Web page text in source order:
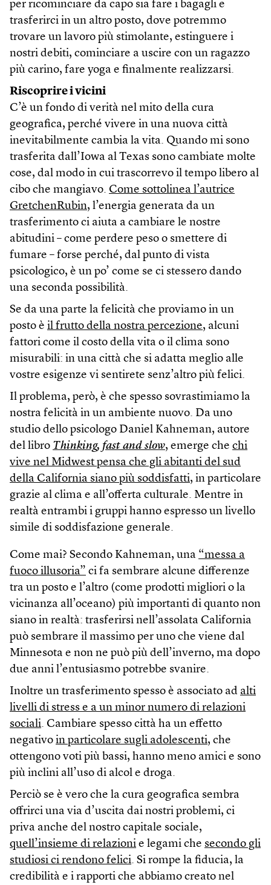
per ricominciare da capo sia fare i bagagli e
trasferirci in un altro posto, dove potremmo
trovare un lavoro più stimolante, estinguere i
nostri debiti, cominciare a uscire con un ragazzo
più carino, fare yoga e finalmente realizzarsi.
Riscoprire i vicini
C’è un fondo di verità nel mito della cura
geografica, perché vivere in una nuova città
inevitabilmente cambia la vita. Quando mi sono
trasferita dall’Iowa al Texas sono cambiate molte
cose, dal modo in cui trascorrevo il tempo libero al
cibo che mangiavo. Come sottolinea l’autrice
GretchenRubin, l’energia generata da un
trasferimento ci aiuta a cambiare le nostre
abitudini – come perdere peso o smettere di
fumare – forse perché, dal punto di vista
psicologico, è un po’ come se ci stessero dando
una seconda possibilità.
Se da una parte la felicità che proviamo in un
posto è il frutto della nostra percezione, alcuni
fattori come il costo della vita o il clima sono
misurabili: in una città che si adatta meglio alle
vostre esigenze vi sentirete senz’altro più felici.
Il problema, però, è che spesso sovrastimiamo la
nostra felicità in un ambiente nuovo. Da uno
studio dello psicologo Daniel Kahneman, autore
del libro Thinking, fast and slow, emerge che chi
vive nel Midwest pensa che gli abitanti del sud
della California siano più soddisfatti, in particolare
grazie al clima e all’offerta culturale. Mentre in
realtà entrambi i gruppi hanno espresso un livello
simile di soddisfazione generale.
Come mai? Secondo Kahneman, una “messa a
fuoco illusoria” ci fa sembrare alcune differenze
tra un posto e l’altro (come prodotti migliori o la
vicinanza all’oceano) più importanti di quanto non
siano in realtà: trasferirsi nell’assolata California
può sembrare il massimo per uno che viene dal
Minnesota e non ne può più dell’inverno, ma dopo
due anni l’entusiasmo potrebbe svanire.
Inoltre un trasferimento spesso è associato ad alti
livelli di stress e a un minor numero di relazioni
sociali. Cambiare spesso città ha un effetto
negativo in particolare sugli adolescenti, che
ottengono voti più bassi, hanno meno amici e sono
più inclini all’uso di alcol e droga.
Perciò se è vero che la cura geografica sembra
offrirci una via d’uscita dai nostri problemi, ci
priva anche del nostro capitale sociale,
quell’insieme di relazioni e legami che secondo gli
studiosi ci rendono felici. Si rompe la fiducia, la
credibilità e i rapporti che abbiamo creato nel